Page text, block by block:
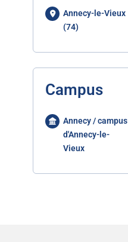
Annecy-le-Vieux
(74)
Campus
Annecy / campus
d'Annecy-le-
Vieux